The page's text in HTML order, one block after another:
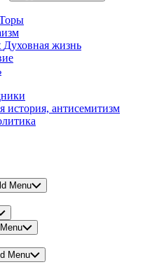
Духовная жизнь
история, антисемитизм
Menu
Menu